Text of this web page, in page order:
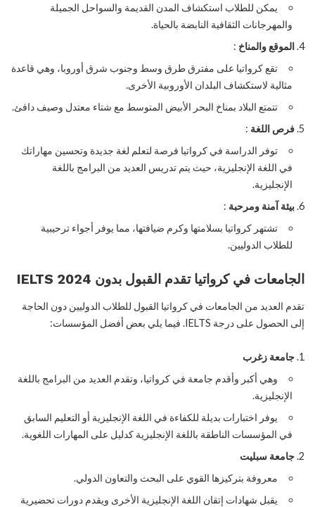
يمكن للطلاب استكشاف المدن القديمة والسواحل الجميلة
والمهرجانات الثقافية النابضة بالحياة.
الموقع والمناخ :
تقع كرواتيا على مفترق طرق وسط وجنوب شرق أوروبا، وهي قاعدة
مثالية لاستكشاف البلدان الأوروبية الأخرى.
تتمتع البلاد بمناخ البحر الأبيض المتوسط ​​مع شتاء معتدل وصيف دافئ.
فرص اللغة :
توفر الدراسة في كرواتيا فرصة لتعلم لغة جديدة وتحسين مهاراتك
في اللغة الإنجليزية، حيث يتم تدريس العديد من البرامج باللغة
الإنجليزية.
بيئة آمنة ومرحبة :
تشتهر كرواتيا بسلامتها وكرم ضيافتها، مما يوفر أجواء ترحيبية
للطلاب الدوليين.
الجامعات في كرواتيا تقدم القبول بدون IELTS 2024
تقدم العديد من الجامعات في كرواتيا القبول للطلاب الدوليين دون الحاجة
إلى الحصول على درجة IELTS. فيما يلي بعض أفضل المؤسسات:
جامعة زغرب
وهي أكبر وأقدم جامعة في كرواتيا، وتقدم العديد من البرامج باللغة
الإنجليزية.
يوفر اختبارات بديلة للكفاءة في اللغة الإنجليزية أو التعليم السابق
في المؤسسات الناطقة باللغة الإنجليزية كدليل على المهارات اللغوية.
جامعة سبليت
معروفة بتركيزها القوي على البحث والتعاون الدولي.
يقبل شهادات إتقان اللغة الإنجليزية الأخرى ويقدم دورات تحضيرية